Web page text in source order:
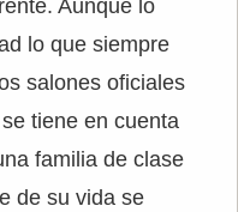
Aunque lo
lo que siempre
salones oficiales
tiene en cuenta
familia de clase
de su vida se